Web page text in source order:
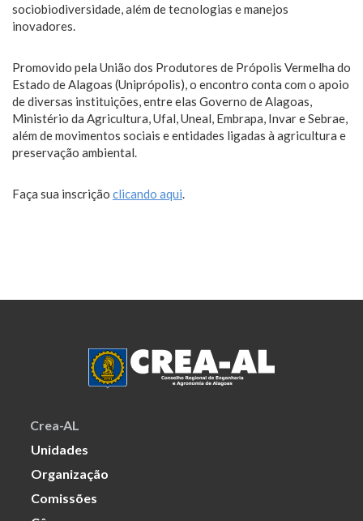
sociobiodiversidade, além de tecnologias e manejos
inovadores.
Promovido pela União dos Produtores de Própolis Vermelha do
Estado de Alagoas (Uniprópolis), o encontro conta com o apoio
de diversas instituições, entre elas Governo de Alagoas,
Ministério da Agricultura, Ufal, Uneal, Embrapa, Invar e Sebrae,
além de movimentos sociais e entidades ligadas à agricultura e
preservação ambiental.
Faça sua inscrição clicando aqui
Crea-AL
Unidades
Organização
Comissões